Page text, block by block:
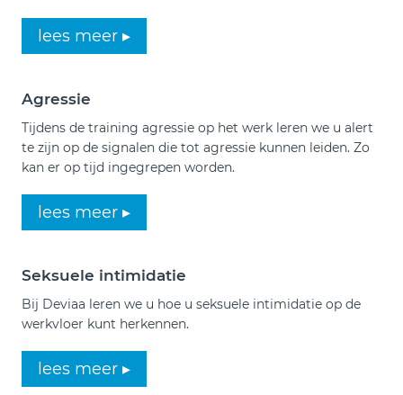
lees meer ▸
Agressie
Tijdens de training agressie op het werk leren we u alert
te zijn op de signalen die tot agressie kunnen leiden. Zo
kan er op tijd ingegrepen worden.
lees meer ▸
Seksuele intimidatie
Bij Deviaa leren we u hoe u seksuele intimidatie op de
werkvloer kunt herkennen.
lees meer ▸